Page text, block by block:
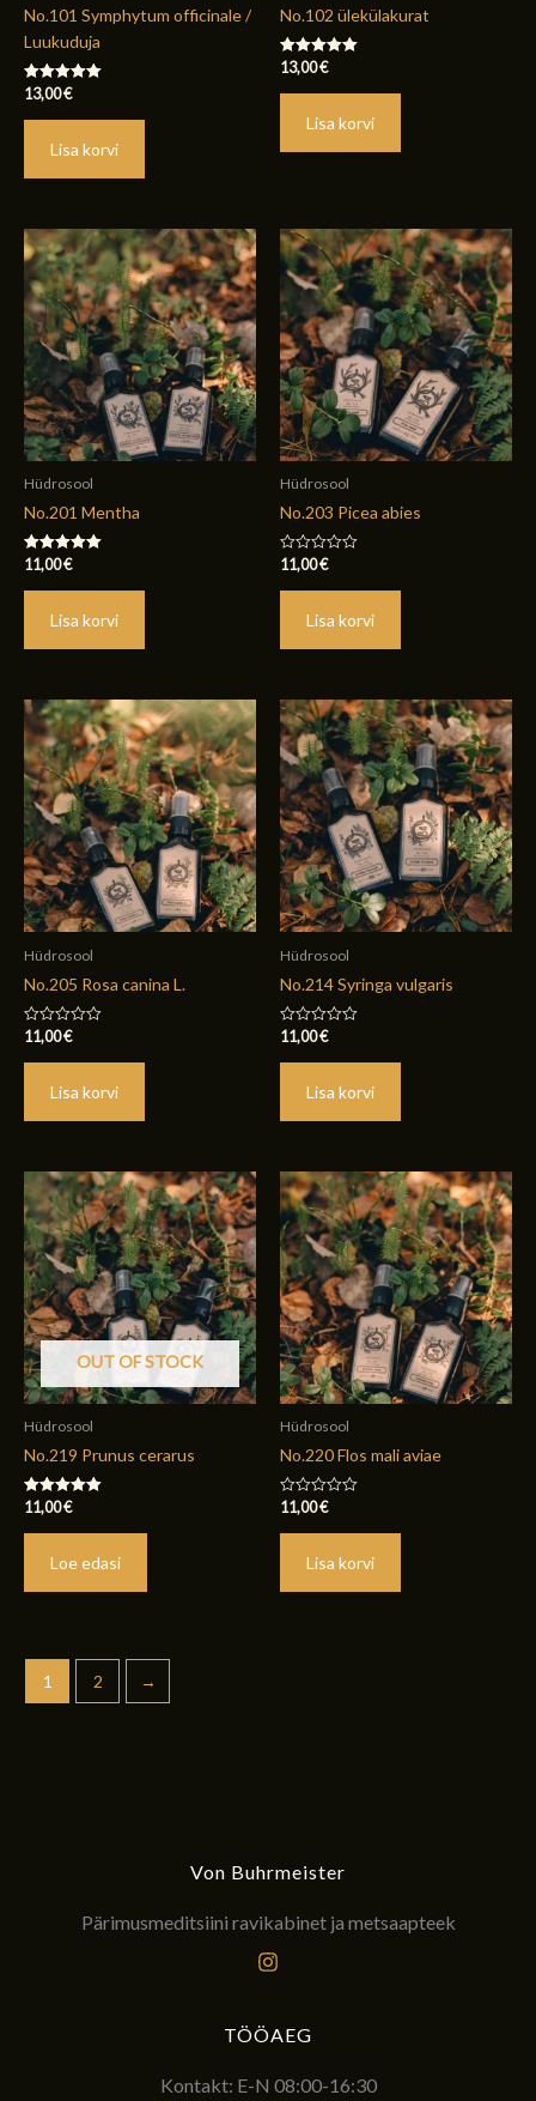
No.101 Symphytum officinale /
Luukuduja
Hinnanguga
5.00
/ 5
13,00€
Lisa korvi
No.102 ülekülakurat
Hinnanguga
5.00
/ 5
13,00€
Lisa korvi
Hüdrosool
No.201 Mentha
Hinnanguga
5.00
/ 5
11,00€
Lisa korvi
Hüdrosool
No.203 Picea abies
Hinnanguga
/
11,00€
Lisa korvi
Hüdrosool
No.205 Rosa canina L.
Hinnanguga
/
11,00€
Lisa korvi
Hüdrosool
No.214 Syringa vulgaris
Hinnanguga
/
11,00€
Lisa korvi
OUT OF STOCK
Hüdrosool
No.219 Prunus cerarus
Hinnanguga
5.00
/ 5
11,00€
Loe edasi
Hüdrosool
No.220 Flos mali aviae
Hinnanguga
/
11,00€
Lisa korvi
1 2 →
Von Buhrmeister
Pärimusmeditsiini ravikabinet ja metsaapteek
TÖÖAEG
Kontakt: E-N 08:00-16:30